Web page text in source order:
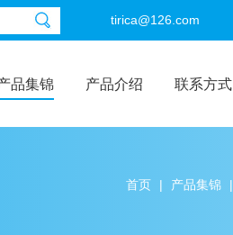
tirica@126.com
品集锦 产品介绍 联系方式
首页 | 产品集锦 |